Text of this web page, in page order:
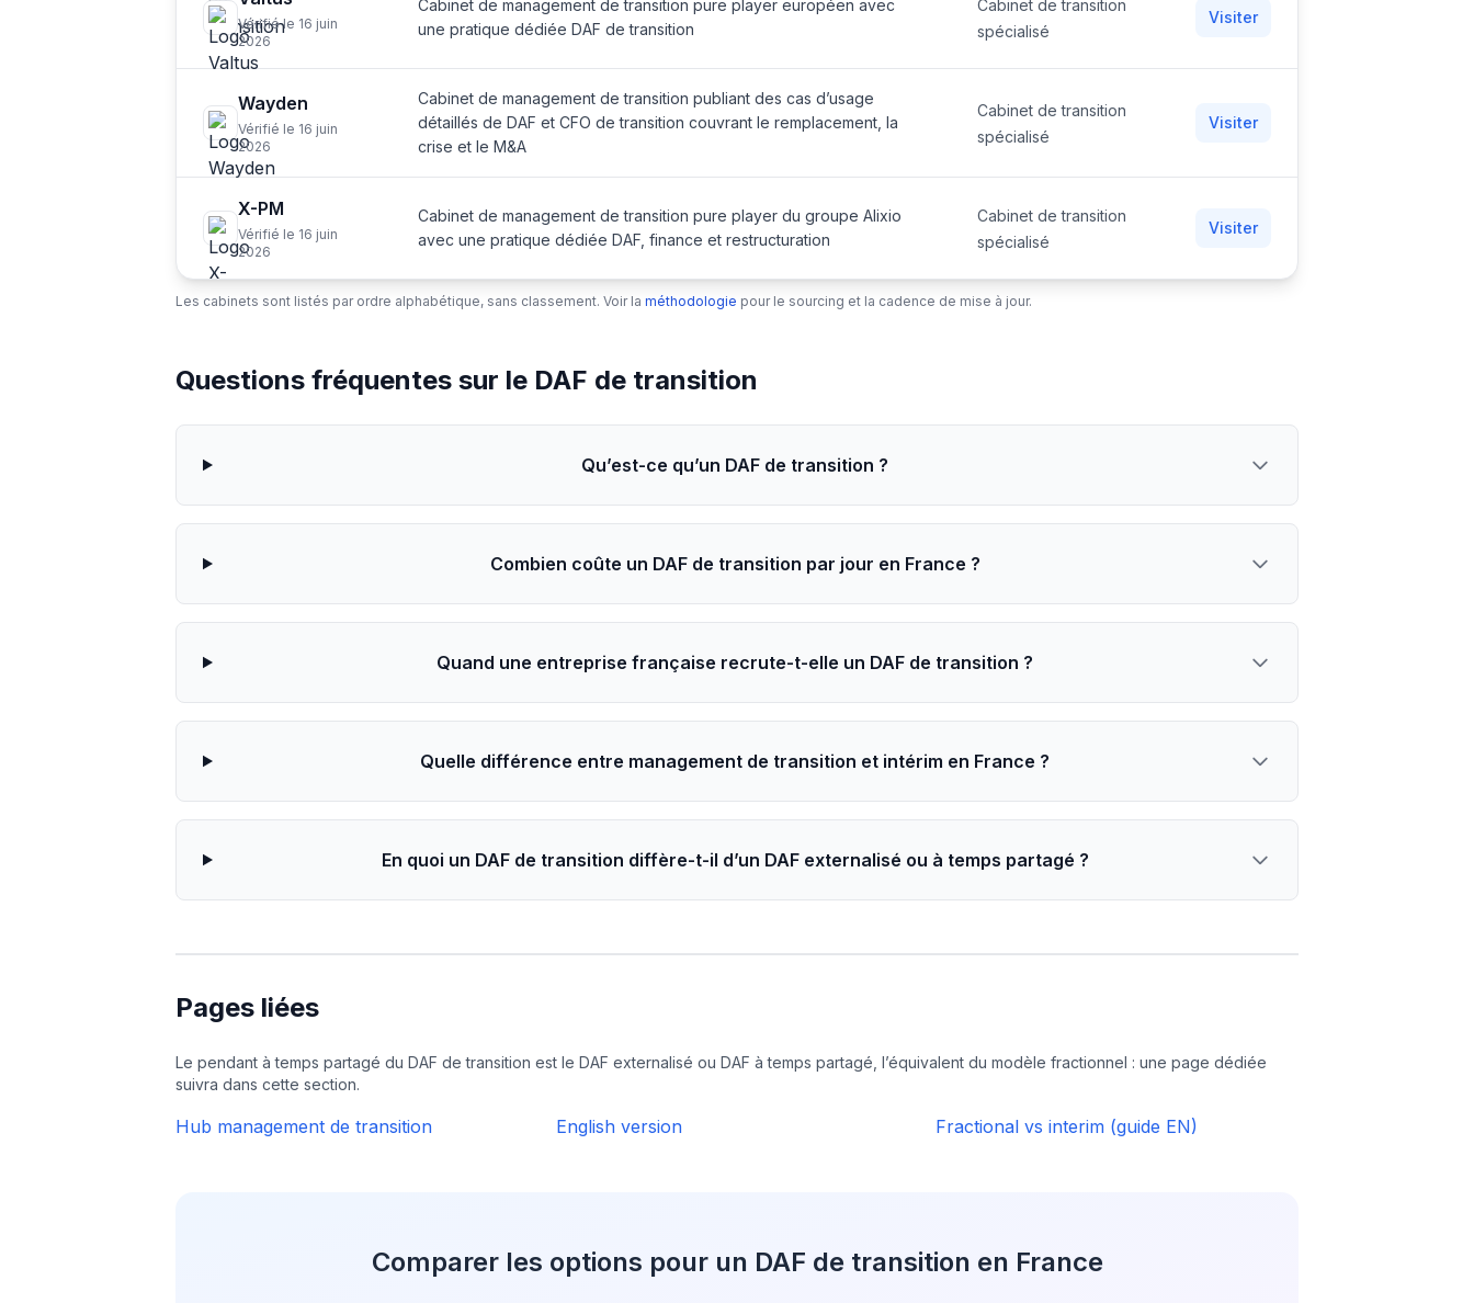
Vérifié le 16 juin
2026
Cabinet de management de transition pure player européen avec
une pratique dédiée DAF de transition
Cabinet de transition
spécialisé
Visiter
Wayden
Vérifié le 16 juin
2026
Cabinet de management de transition publiant des cas d’usage
détaillés de DAF et CFO de transition couvrant le remplacement, la
crise et le M&A
Cabinet de transition
spécialisé
Visiter
X-PM
Vérifié le 16 juin
2026
Cabinet de management de transition pure player du groupe Alixio
avec une pratique dédiée DAF, finance et restructuration
Cabinet de transition
spécialisé
Visiter
Les cabinets sont listés par ordre alphabétique, sans classement. Voir la méthodologie pour le sourcing et la cadence de mise à jour.
Questions fréquentes sur le DAF de transition
Qu’est-ce qu’un DAF de transition ?
Combien coûte un DAF de transition par jour en France ?
Quand une entreprise française recrute-t-elle un DAF de transition ?
Quelle différence entre management de transition et intérim en France ?
En quoi un DAF de transition diffère-t-il d’un DAF externalisé ou à temps partagé ?
Pages liées
Le pendant à temps partagé du DAF de transition est le DAF externalisé ou DAF à temps partagé, l’équivalent du modèle fractionnel : une page dédiée
suivra dans cette section.
Hub management de transition English version Fractional vs interim (guide EN)
Comparer les options pour un DAF de transition en France